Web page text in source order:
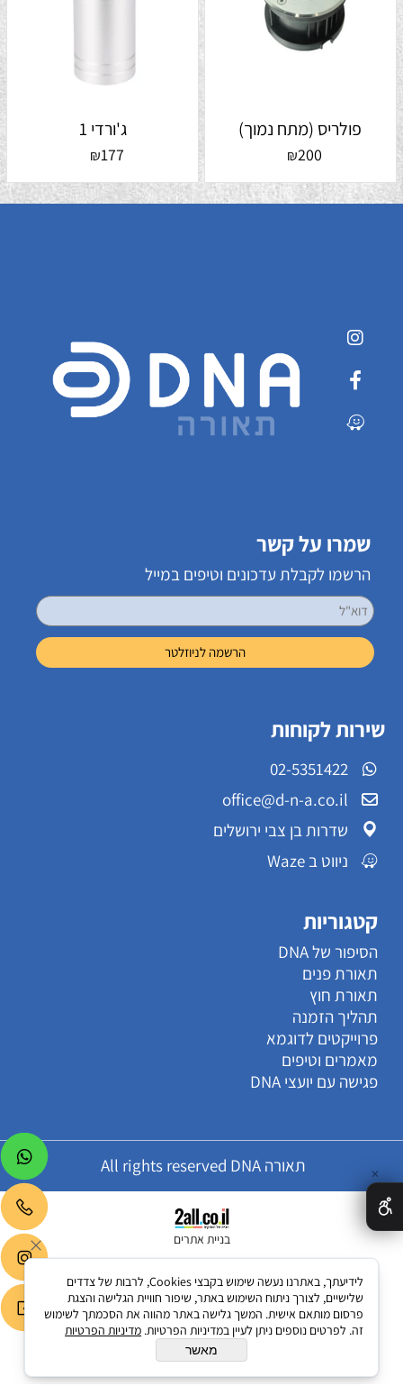
פולריס (מתח נמוך)
₪200
ג'ורדי 1
₪177
שמרו על קשר
הרשמו לקבלת עדכונים וטיפים במייל
שירות לקוחות
02-5351422
office@d-n-a.co.il
שדרות בן צבי ירושלים
ניווט ב Waze
קטגוריות
הסיפור של DNA
תאורת פנים
תאורת חוץ
תהליך הזמנה
פרוייקטים לדוגמא
מאמרים וטיפים
פגישה עם יועצי DNA
תאורה All rights reserved DNA
בניית אתרים
✕
לידיעתך, באתרנו נעשה שימוש בקבצי Cookies, לרבות של צדדים
שלישיים, לצורך ניתוח השימוש באתר, שיפור חוויית הגלישה והצגת
פרסום מותאם אישית. המשך גלישה באתר מהווה את הסכמתך לשימוש
זה. לפרטים נוספים ניתן לעיין במדיניות הפרטיות. מדיניות הפרטיות
מאשר